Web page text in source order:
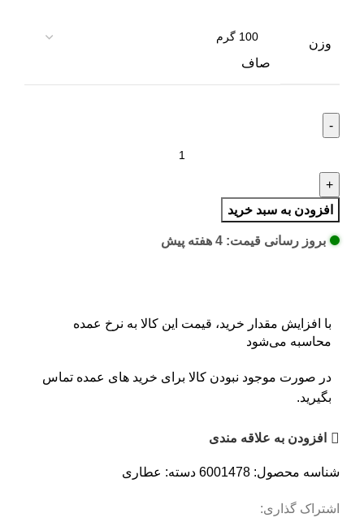
وزن
صاف
افزودن به سبد خرید
بروز رسانی قیمت: 4 هفته پیش
با افزایش مقدار خرید، قیمت این کالا به نرخ عمده
محاسبه می‌شود
در صورت موجود نبودن کالا برای خرید های عمده تماس
بگیرید.
افزودن به علاقه مندی
شناسه محصول: 6001478 دسته: عطاری
اشتراک گذاری: